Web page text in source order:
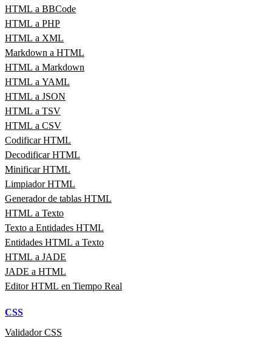
HTML a BBCode
HTML a PHP
HTML a XML
Markdown a HTML
HTML a Markdown
HTML a YAML
HTML a JSON
HTML a TSV
HTML a CSV
Codificar HTML
Decodificar HTML
Minificar HTML
Limpiador HTML
Generador de tablas HTML
HTML a Texto
Texto a Entidades HTML
Entidades HTML a Texto
HTML a JADE
JADE a HTML
Editor HTML en Tiempo Real
CSS
Validador CSS